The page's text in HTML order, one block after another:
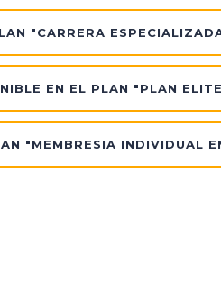
"CARRERA
EN EL PLAN "PLAN
"MEMBRESIA INDIVIDUAL